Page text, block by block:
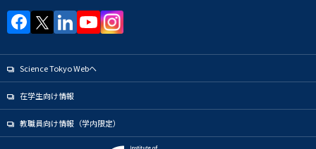
Science Tokyo Webヘ
在学生向け情報
教職員向け情報（学内限定）